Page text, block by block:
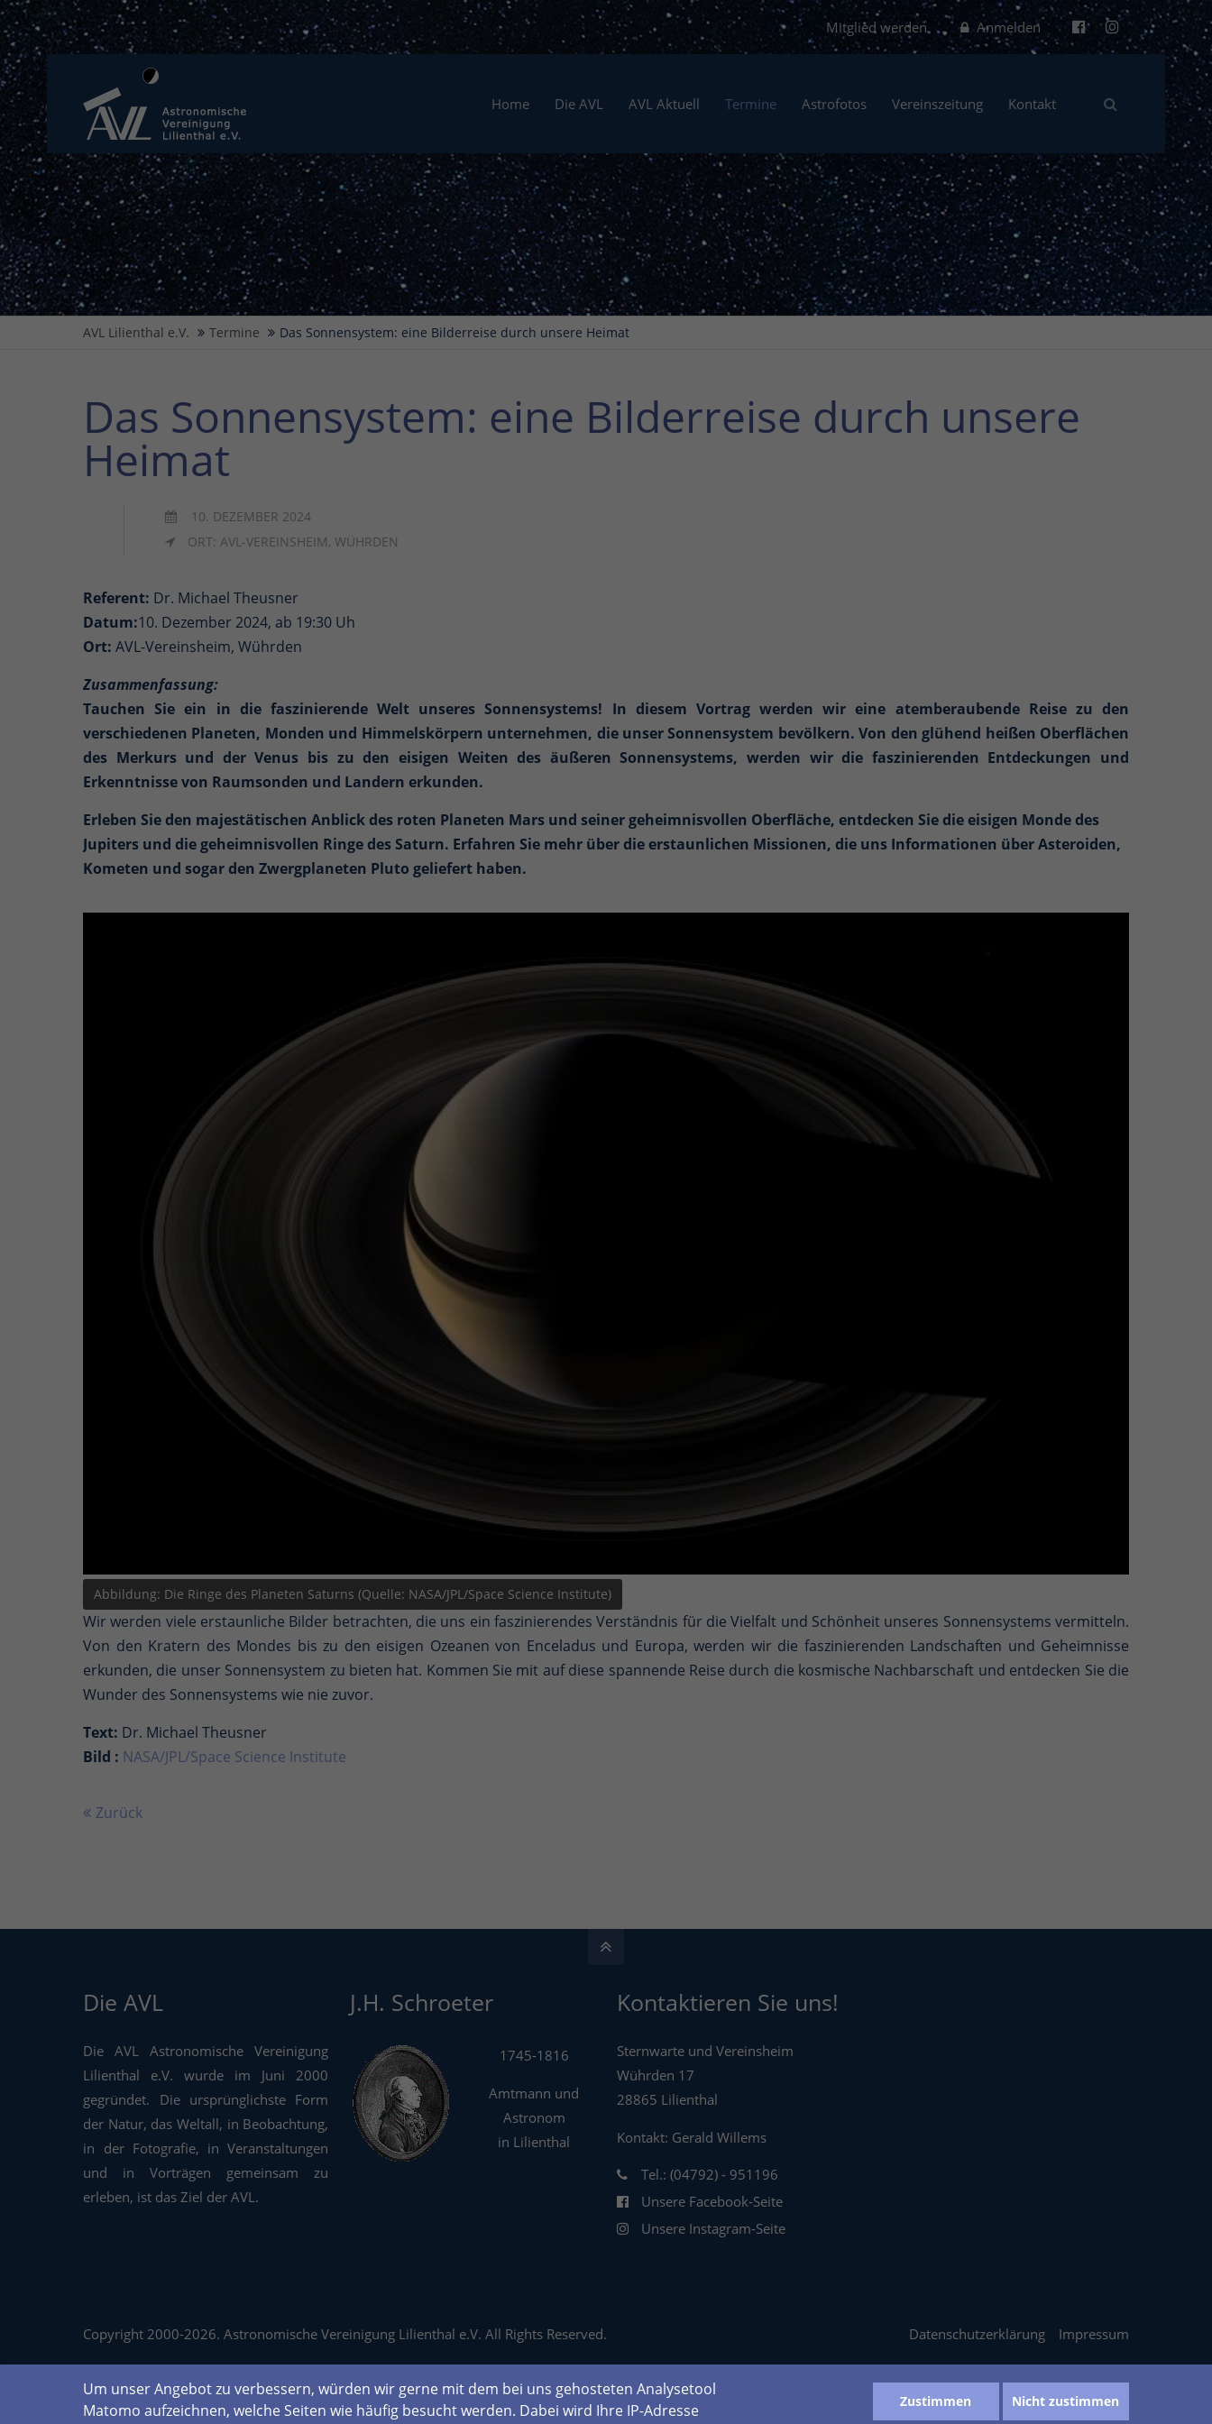
Anmelden
Mitglied werden
Home Die AVL AVL Aktuell Termine Astrofotos Vereinszeitung Kontakt
AVL Lilienthal e.V. Termine Das Sonnensystem: eine Bilderreise durch unsere Heimat
Das Sonnensystem: eine Bilderreise durch unsere
Heimat
10. DEZEMBER 2024
ORT: AVL-VEREINSHEIM, WÜHRDEN
Referent: Dr. Michael Theusner
Datum:10. Dezember 2024, ab 19:30 Uh
Ort: AVL-Vereinsheim, Wührden
Zusammenfassung:
Tauchen Sie ein in die faszinierende Welt unseres Sonnensystems! In diesem Vortrag werden wir eine atemberaubende Reise zu den
verschiedenen Planeten, Monden und Himmelskörpern unternehmen, die unser Sonnensystem bevölkern. Von den glühend heißen Oberflächen
des Merkurs und der Venus bis zu den eisigen Weiten des äußeren Sonnensystems, werden wir die faszinierenden Entdeckungen und
Erkenntnisse von Raumsonden und Landern erkunden.
Erleben Sie den majestätischen Anblick des roten Planeten Mars und seiner geheimnisvollen Oberfläche, entdecken Sie die eisigen Monde des
Jupiters und die geheimnisvollen Ringe des Saturn. Erfahren Sie mehr über die erstaunlichen Missionen, die uns Informationen über Asteroiden,
Kometen und sogar den Zwergplaneten Pluto geliefert haben.
Abbildung: Die Ringe des Planeten Saturns (Quelle: NASA/JPL/Space Science Institute)
Wir werden viele erstaunliche Bilder betrachten, die uns ein faszinierendes Verständnis für die Vielfalt und Schönheit unseres Sonnensystems vermitteln.
Von den Kratern des Mondes bis zu den eisigen Ozeanen von Enceladus und Europa, werden wir die faszinierenden Landschaften und Geheimnisse
erkunden, die unser Sonnensystem zu bieten hat. Kommen Sie mit auf diese spannende Reise durch die kosmische Nachbarschaft und entdecken Sie die
Wunder des Sonnensystems wie nie zuvor.
Text: Dr. Michael Theusner
Bild : NASA/JPL/Space Science Institute
Zurück
Die AVL
Die AVL Astronomische Vereinigung
Lilienthal e.V. wurde im Juni 2000
gegründet. Die ursprünglichste Form
der Natur, das Weltall, in Beobachtung,
in der Fotografie, in Veranstaltungen
und in Vorträgen gemeinsam zu
erleben, ist das Ziel der AVL.
J.H. Schroeter
1745-1816
Amtmann und
Astronom
in Lilienthal
Kontaktieren Sie uns!
Sternwarte und Vereinsheim
Wührden 17
28865 Lilienthal
Kontakt: Gerald Willems
Tel.: (04792) - 951196
Unsere Facebook-Seite
Unsere Instagram-Seite
Copyright 2000-2026. Astronomische Vereinigung Lilienthal e.V. All Rights Reserved. Datenschutzerklärung Impressum
Um unser Angebot zu verbessern, würden wir gerne mit dem bei uns gehosteten Analysetool
Matomo aufzeichnen, welche Seiten wie häufig besucht werden. Dabei wird Ihre IP-Adresse
Zustimmen Nicht zustimmen